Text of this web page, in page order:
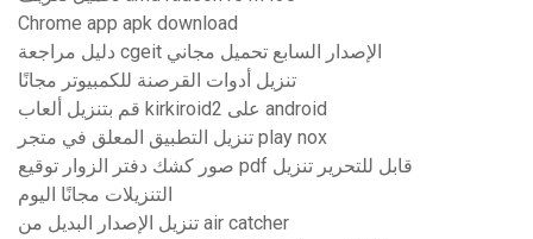
Chrome app apk download
دليل مراجعة cgeit الإصدار السابع تحميل مجاني
تنزيل أدوات القرصنة للكمبيوتر مجانًا
قم بتنزيل ألعاب kirkiroid2 على android
تنزيل التطبيق المعلق في متجر play nox
صور كشك دفتر الزوار توقيع pdf قابل للتحرير تنزيل
التنزيلات مجانًا اليوم
تنزيل الإصدار البديل من air catcher